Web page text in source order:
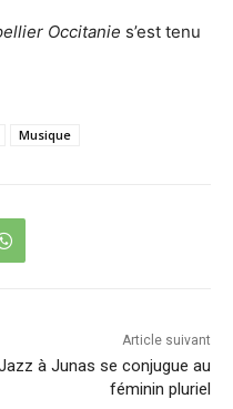
Occitanie s’est tenu
Musique
Article suivant
à Junas se conjugue au
féminin pluriel